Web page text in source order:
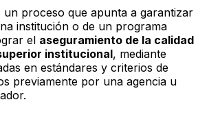
un proceso que apunta a garantizar
institución o de un programa
el aseguramiento de la calidad
institucional, mediante
en estándares y criterios de
previamente por una agencia u